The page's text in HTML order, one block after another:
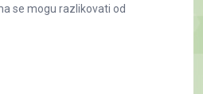
se mogu razlikovati od